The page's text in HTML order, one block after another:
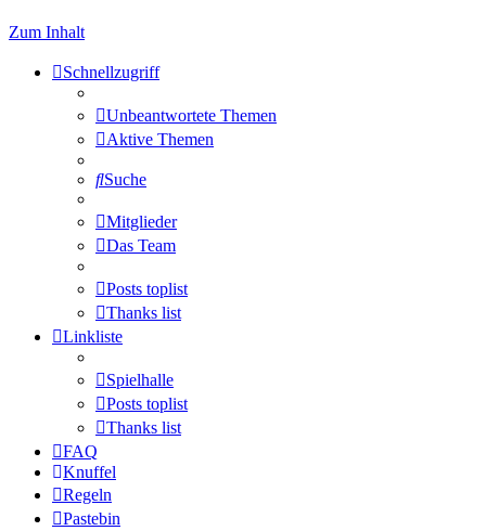
Zum Inhalt
Schnellzugriff
Unbeantwortete Themen
Aktive Themen
Suche
Mitglieder
Das Team
Posts toplist
Thanks list
Linkliste
Spielhalle
Posts toplist
Thanks list
FAQ
Knuffel
Regeln
Pastebin